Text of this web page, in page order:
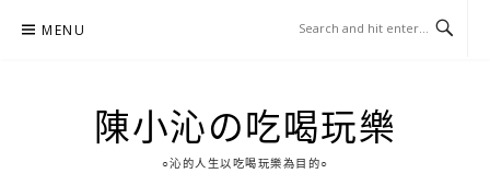
MENU
陳小沁の吃喝玩樂
○沁的人生以吃喝玩樂為目的○